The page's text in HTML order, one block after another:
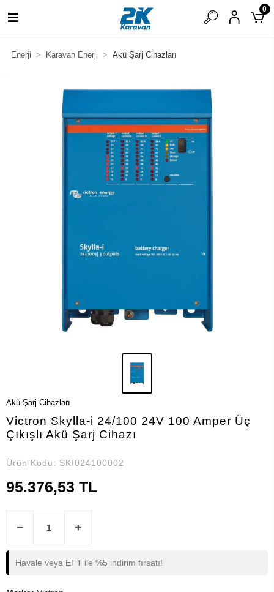
0
Enerji Karavan Enerji Akü Şarj Cihazları
Akü Şarj Cihazları
Victron Skylla-i 24/100 24V 100 Amper Üç
Çıkışlı Akü Şarj Cihazı
Ürün Kodu: SKI024100002
95.376,53 TL
Havale veya EFT ile %5 indirim fırsatı!